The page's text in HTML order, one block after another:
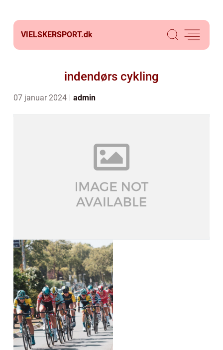
VIELSKERSPORT.dk
indendørs cykling
07 januar 2024 admin